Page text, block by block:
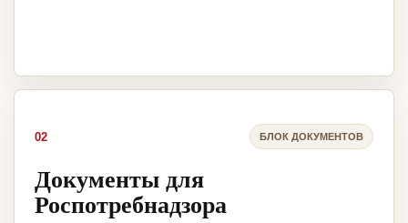
02 БЛОК ДОКУМЕНТОВ
Документы для
Роспотребнадзора